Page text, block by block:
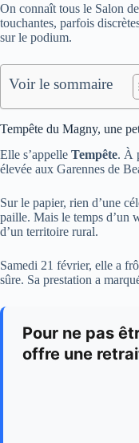
On connaît tous le Salon
touchantes, parfois
sur le podium.
Voir le sommaire
Tempête du Magny, une
Elle s’appelle Tempête. À
élevée aux Garennes de
Sur le papier, rien d’une
paille. Mais le temps d’un
d’un territoire rural.
Samedi 21 février, elle a
sûre. Sa prestation a
Pour ne pas
offre une